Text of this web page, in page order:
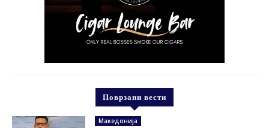
Поврзани вести
Македонија